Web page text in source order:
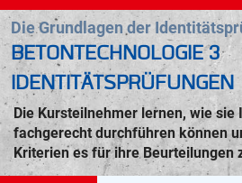
Die Grundlagen der
BETONTECHNOLOGIE 3
IDENTITÄTSPRÜFUNGEN
Die Kursteilnehmer lernen, wie sie
fachgerecht durchführen können
Kriterien es für ihre Beurteilungen